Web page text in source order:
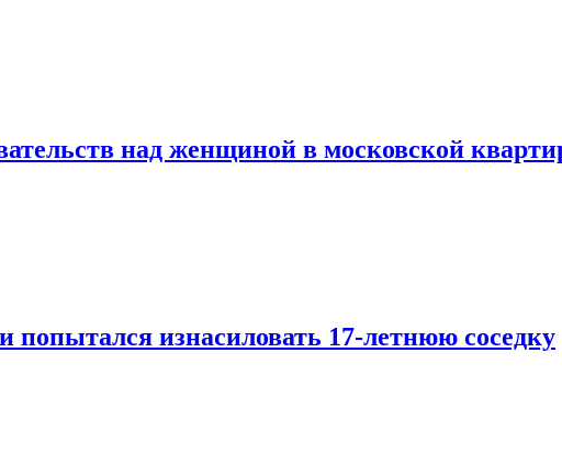
над женщиной в московской
изнасиловать 17-летнюю соседку